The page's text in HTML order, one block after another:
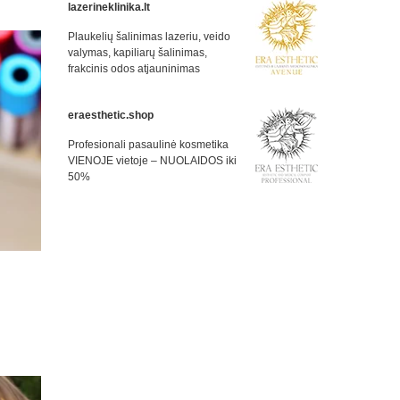
lazerineklinika.lt
Plaukelių šalinimas lazeriu, veido
valymas, kapiliarų šalinimas,
frakcinis odos atjauninimas
eraesthetic.shop
Profesionali pasaulinė kosmetika
VIENOJE vietoje – NUOLAIDOS iki
50%